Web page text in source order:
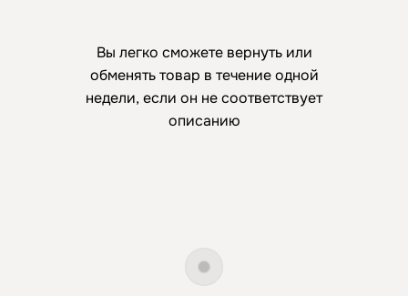
Вы легко сможете вернуть или
обменять товар в течение одной
недели, если он не соответствует
описанию